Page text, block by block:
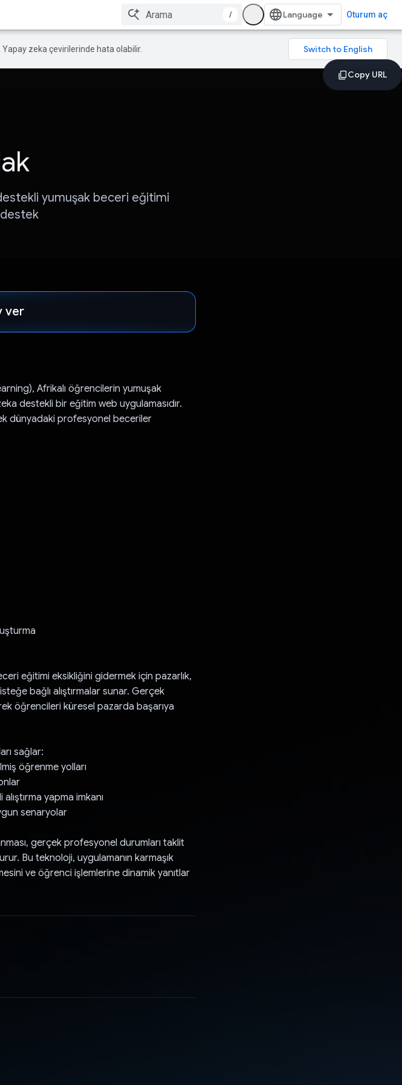
/ Oturum aç
zeka çevirilerinde hata olabilir.
yumuşak beceri eğitimi
ver
Afrikalı öğrencilerin yumuşak
destekli bir eğitim web uygulamasıdır.
dünyadaki profesyonel beceriler
eğitimi eksikliğini gidermek için pazarlık,
bağlı alıştırmalar sunar. Gerçek
öğrencileri küresel pazarda başarıya
sağlar:
öğrenme yolları
yapma imkanı
senaryolar
gerçek profesyonel durumları taklit
Bu teknoloji, uygulamanın karmaşık
ve öğrenci işlemlerine dinamik yanıtlar